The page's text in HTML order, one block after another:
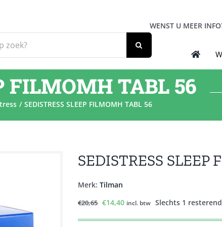
WENST U MEER
FILMOMH TABL 56
SEDISTRESS SLEEP FILMOMH TABL 56
SEDISTRESS SLEEP
Merk: Tilman
€20,65 Oorspronkelijke
€14,40Huidige
incl. btw Slechts 1